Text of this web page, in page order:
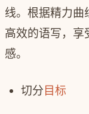
线。根据精力曲
高效的语写，享
感。
切分 目标